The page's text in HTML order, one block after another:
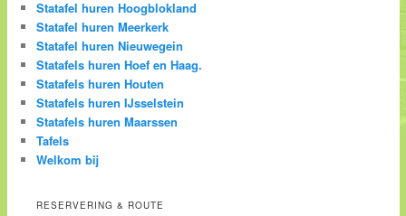
Statafel huren Hoogblokland
Statafel huren Meerkerk
Statafel huren Nieuwegein
Statafels huren Hoef en Haag.
Statafels huren Houten
Statafels huren IJsselstein
Statafels huren Maarssen
Tafels
Welkom bij
RESERVERING & ROUTE